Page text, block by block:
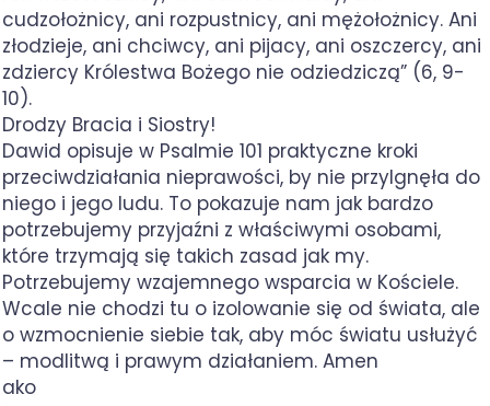
cudzołożnicy, ani rozpustnicy, ani mężołożnicy. Ani
złodzieje, ani chciwcy, ani pijacy, ani oszczercy, ani
zdziercy Królestwa Bożego nie odziedziczą” (6, 9-
10).
Drodzy Bracia i Siostry!
Dawid opisuje w Psalmie 101 praktyczne kroki
przeciwdziałania nieprawości, by nie przylgnęła do
niego i jego ludu. To pokazuje nam jak bardzo
potrzebujemy przyjaźni z właściwymi osobami,
które trzymają się takich zasad jak my.
Potrzebujemy wzajemnego wsparcia w Kościele.
Wcale nie chodzi tu o izolowanie się od świata, ale
o wzmocnienie siebie tak, aby móc światu usłużyć
– modlitwą i prawym działaniem. Amen
ako